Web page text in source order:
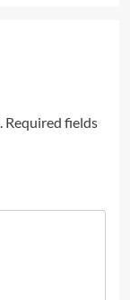
Required fields